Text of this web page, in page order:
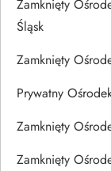
Zamknięty
Śląsk
Zamknięty
Prywatny
Zamknięty
Zamknięty